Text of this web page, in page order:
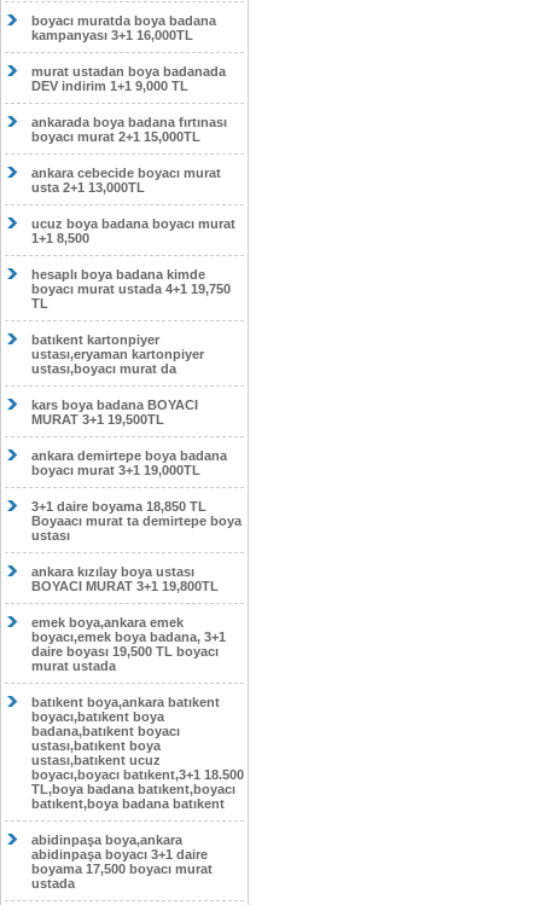
boyacı muratda boya badana
kampanyası 3+1 16,000TL
murat ustadan boya badanada
DEV indirim 1+1 9,000 TL
ankarada boya badana fırtınası
boyacı murat 2+1 15,000TL
ankara cebecide boyacı murat
usta 2+1 13,000TL
ucuz boya badana boyacı murat
1+1 8,500
hesaplı boya badana kimde
boyacı murat ustada 4+1 19,750
TL
batıkent kartonpiyer
ustası,eryaman kartonpiyer
ustası,boyacı murat da
kars boya badana BOYACI
MURAT 3+1 19,500TL
ankara demirtepe boya badana
boyacı murat 3+1 19,000TL
3+1 daire boyama 18,850 TL
Boyaacı murat ta demirtepe boya
ustası
ankara kızılay boya ustası
BOYACI MURAT 3+1 19,800TL
emek boya,ankara emek
boyacı,emek boya badana, 3+1
daire boyası 19,500 TL boyacı
murat ustada
batıkent boya,ankara batıkent
boyacı,batıkent boya
badana,batıkent boyacı
ustası,batıkent boya
ustası,batıkent ucuz
boyacı,boyacı batıkent,3+1 18.500
TL,boya badana batıkent,boyacı
batıkent,boya badana batıkent
abidinpaşa boya,ankara
abidinpaşa boyacı 3+1 daire
boyama 17,500 boyacı murat
ustada